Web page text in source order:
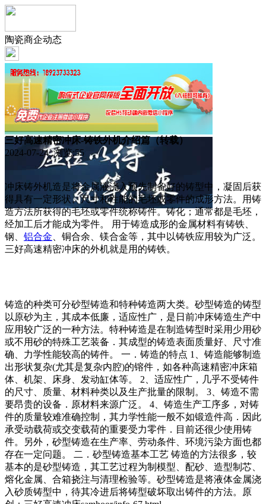
陶瓷商企动态
三好高速精密冲床-铸铁外机介绍篇（转载）
2024-07-24 浏览:55
冲床铸外机造是将金属液浇入预先制备好的铸型中，凝固后获
得具有一定形状、尺寸和性能的毛坯或零件的成形方法。用铸
造方法所获得的毛坯或零件统称铸件。铸化；通常都是毛坯，
经加工后才能成为零件。 用于铸造成形的金属材料有铸铁、
钢、 铝合金 、铜合余、镁合金等，其中以铸铁应用较为广泛。
三好高速精密冲床的外机就是用的铸铁。
铸造的种类可分砂型铸造和特种铸造两大类。砂型铸造的铸型
以原砂为主，其成本低廉，适应性广，是日前冲床铸造生产中
应用较广泛的一种方法。特种铸造是在制造铸型时采用少用砂
或不用砂的特殊工艺装备．其成型的铸造表面质量好、尺寸准
确、力学性能较高的铸件。 一．铸造的特点 1、铸造能够制造
出形状复杂(尤其是复杂内腔)的镕件，如各种高速精密冲床箱
体、机架、床身、发动缸体等。 2、适应性广，几乎不受铸件
的尺寸、质量、材料种类以及生产批量的限制。 3、铸造不需
要昂贵的设备．原材料来源广泛。 4、铸造生产工序多，对铸
件的质量较难准确控制，其力学性能一般不如锻造件高．因此
承受动载荷或交变载荷的重要受力零件．目前还很少使用铸
件。另外，砂型铸造在生产率、劳动条件、环境污染方面也都
存在一定问题。 二．砂型铸造基本工艺 铸造的方法很多，较
基本的是砂型铸造，其工艺过程为制模型、配砂、造型制芯、
熔化金属、合箱挠注与清理检验等。砂型铸造是将液体金属浇
入砂质铸型中，待其冷进后将铸型破坏取出铸件的方法。原